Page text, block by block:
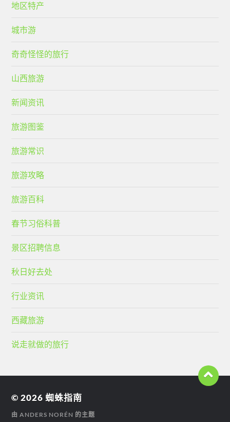
地区特产
城市游
奇奇怪怪的旅行
山西旅游
新闻资讯
旅游图鉴
旅游常识
旅游攻略
旅游百科
春节习俗科普
景区招聘信息
秋日好去处
行业资讯
西藏旅游
说走就做的旅行
© 2026蜘蛛指南
由ANDERS NORÉN 的主题